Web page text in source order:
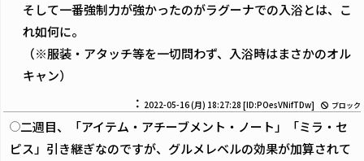
そして一番強制力が強かったのがラグーナでの入浴とは、こ
れ如何に。
（※服装・アタッチ等を一切問わず、入浴時はまさかのオル
キャン）
： 2022-05-16 (月) 18:27:28 [ID:POesVNifTDw] ブロック
二週目、「アイテム・アチーブメント・ノート」「ミラ・セ
ピス」引き継ぎなのですが、グルメレベルの効果が加算されて